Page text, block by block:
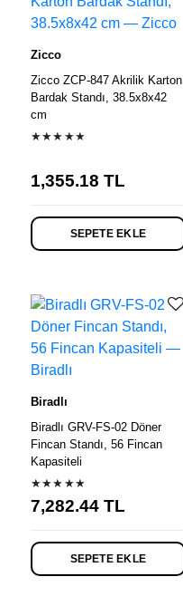
Zicco
Zicco ZCP-847 Akrilik Karton
Bardak Standı, 38.5x8x42
cm
★★★★★
1,355.18 TL
SEPETE EKLE
Biradlı
Biradlı GRV-FS-02 Döner
Fincan Standı, 56 Fincan
Kapasiteli
★★★★★
7,282.44TL
SEPETE EKLE